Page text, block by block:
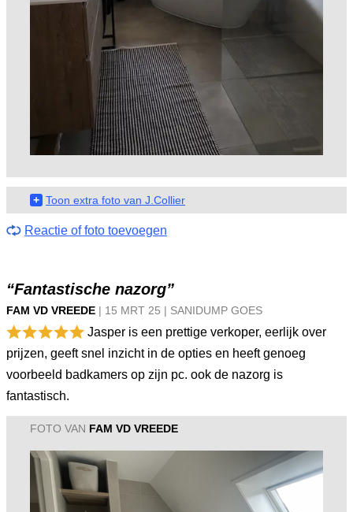
+ Toon extra foto van J.Collier
Reactie of foto toevoegen
“Fantastische nazorg”
FAM VD VREEDE | 15 MRT 25 | SANIDUMP GOES
Jasper is een prettige verkoper, eerlijk over
prijzen, geeft snel inzicht in de opties en heeft genoeg
voorbeeld badkamers op zijn pc. ook de nazorg is
fantastisch.
FOTO VAN FAM VD VREEDE